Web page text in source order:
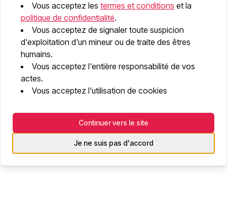
Password
Sign In
Don't have an account? Sign Up
Forgot your password? Reset it
Vous acceptez les termes et conditions et la
politique de confidentialité.
Vous acceptez de signaler toute suspicion
d'exploitation d'un mineur ou de traite des êtres
humains.
Vous acceptez l'entière responsabilité de vos
actes.
Vous acceptez l'utilisation de cookies
Je ne suis pas d'accord
Continuer vers le site